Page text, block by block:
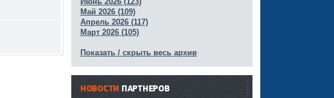
Май 2026 (109)
Апрель 2026 (117)
Март 2026 (105)
Показать / скрыть весь архив
НОВОСТИ ПАРТНЕРОВ